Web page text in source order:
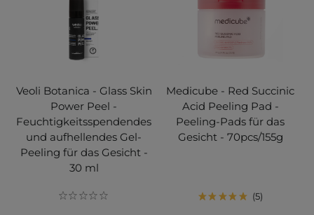
Veoli Botanica - Glass Skin
Power Peel -
Feuchtigkeitsspendendes
und aufhellendes Gel-
Peeling für das Gesicht -
30 ml
Medicube - Red Succinic
Acid Peeling Pad -
Peeling-Pads für das
Gesicht - 70pcs/155g
5